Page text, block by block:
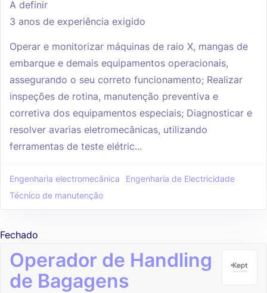
A definir
3 anos de experiência exigido
Operar e monitorizar máquinas de raio X, mangas de
embarque e demais equipamentos operacionais,
assegurando o seu correto funcionamento; Realizar
inspeções de rotina, manutenção preventiva e
corretiva dos equipamentos especiais; Diagnosticar e
resolver avarias eletromecânicas, utilizando
ferramentas de teste elétric...
Engenharia electromecânica
Engenharia de Electricidade
Técnico de manutenção
Fechado
Operador de Handling
de Bagagens